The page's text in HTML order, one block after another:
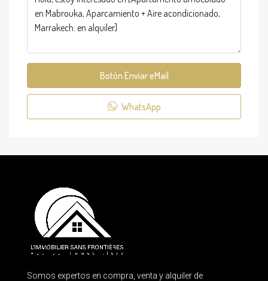
Botón Enviar eMail
WhatsApp
Somos expertos en compra, venta y alquiler de